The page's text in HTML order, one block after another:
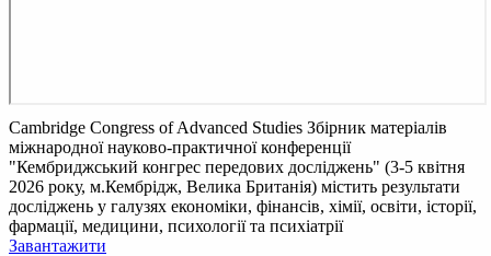
Cambridge Congress of Advanced Studies Збірник матеріалів
міжнародної науково-практичної конференції
"Кембриджський конгрес передових досліджень" (3-5 квітня
2026 року, м.Кембрідж, Велика Британія) містить результати
досліджень у галузях економіки, фінансів, хімії, освіти, історії,
фармації, медицини, психології та психіатрії
Завантажити